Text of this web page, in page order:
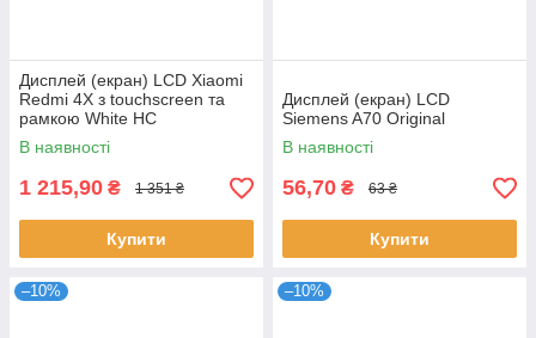
Дисплей (екран) LCD Xiaomi
Redmi 4X з touchscreen та
рамкою White HC
В наявності
1 215,90 ₴ 1 351 ₴
Купити
Дисплей (екран) LCD
Siemens A70 Original
В наявності
56,70 ₴ 63 ₴
Купити
–10% –10%